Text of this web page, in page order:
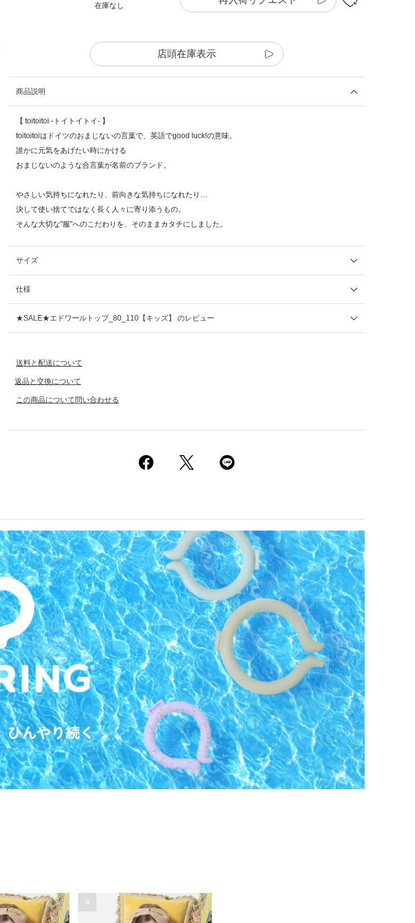
在庫なし
店頭在庫表示
商品説明
【 toitoitoi -トイトイトイ- 】
toitoitoiはドイツのおまじないの言葉で、英語でgood luck!の意味。
誰かに元気をあげたい時にかける
おまじないのような合言葉が名前のブランド。
やさしい気持ちになれたり、前向きな気持ちになれたり…
決して使い捨てではなく長く人々に寄り添うもの。
そんな大切な"服"へのこだわりを、そのままカタチにしました。
サイズ
仕様
★SALE★エドワールトップ_80_110【キッズ】 のレビュー
送料と配送について
返品と交換について
この商品について問い合わせる
4